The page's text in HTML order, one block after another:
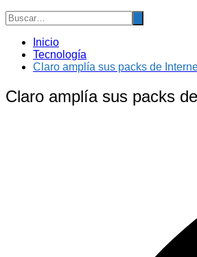
Inicio
Tecnología
Claro amplía sus packs de
Claro amplía sus packs